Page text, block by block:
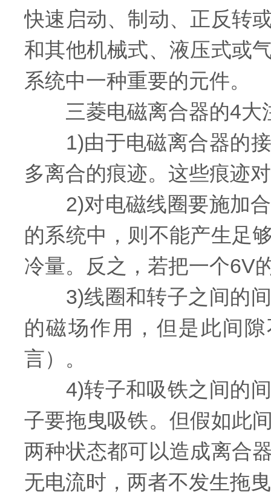
快速启动、制动、正反转
和其他机械式、液压式或
系统中一种重要的元件。
三菱电磁离合器的4大
1)由于电磁离合器的接
多离合的痕迹。这些痕迹
2)对电磁线圈要施加合
的系统中，则不能产生足
冷量。反之，若把一个6V
3)线圈和转子之间的间
的磁场作用，但是此间
言）。
4)转子和吸铁之间的间
子要拖曳吸铁。但假如此
两种状态都可以造成离合
无电流时，两者不发生拖